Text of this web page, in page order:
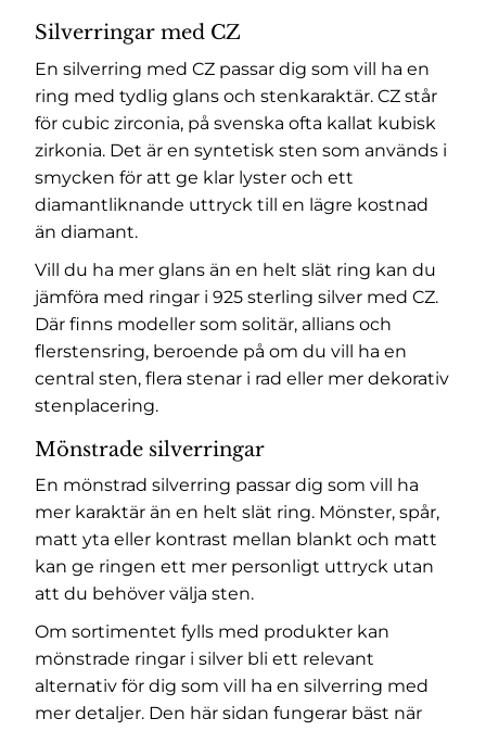
Silverringar med CZ
En silverring med CZ passar dig som vill ha en
ring med tydlig glans och stenkaraktär. CZ står
för cubic zirconia, på svenska ofta kallat kubisk
zirkonia. Det är en syntetisk sten som används i
smycken för att ge klar lyster och ett
diamantliknande uttryck till en lägre kostnad
än diamant.
Vill du ha mer glans än en helt slät ring kan du
jämföra med ringar i 925 sterling silver med CZ.
Där finns modeller som solitär, allians och
flerstensring, beroende på om du vill ha en
central sten, flera stenar i rad eller mer dekorativ
stenplacering.
Mönstrade silverringar
En mönstrad silverring passar dig som vill ha
mer karaktär än en helt slät ring. Mönster, spår,
matt yta eller kontrast mellan blankt och matt
kan ge ringen ett mer personligt uttryck utan
att du behöver välja sten.
Om sortimentet fylls med produkter kan
mönstrade ringar i silver bli ett relevant
alternativ för dig som vill ha en silverring med
mer detaljer. Den här sidan fungerar bäst när